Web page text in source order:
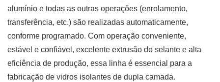
alumínio e todas as outras operações (enrolamento,
transferência, etc.) são realizadas automaticamente,
conforme programado. Com operação conveniente,
estável e confiável, excelente extrusão do selante e alta
eficiência de produção, essa linha é essencial para a
fabricação de vidros isolantes de dupla camada.